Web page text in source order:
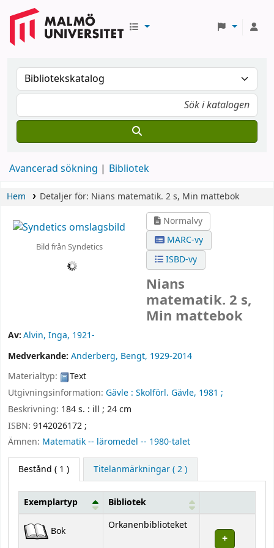
Avancerad sökning Bibliotek
Hem Detaljer för: Nians matematik. 2 s, Min mattebok
Bild från Syndetics
Normalvy
MARC-vy
ISBD-vy
Nians
matematik. 2 s,
Min mattebok
Av:Alvin, Inga, 1921-
Medverkande: Anderberg, Bengt, 1929-2014
Materialtyp:
Text
Utgivningsinformation: Gävle : Skolförl. Gävle, 1981 ;
Beskrivning: 184 s. : ill ; 24 cm
ISBN: 9142026172 ;
Ämnen: Matematik -- läromedel -- 1980-talet
Bestånd ( 1 ) Titelanmärkningar ( 2 )
Bestånd
Exemplartyp Bibliotek
Bok Orkanenbiblioteket